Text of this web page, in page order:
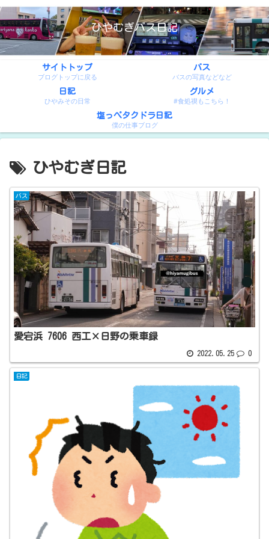
ひやむぎバス日記
サイトトップ
ブログトップに戻る
バス
バスの写真などなど
日記
ひやみその日常
グルメ
#食処禊もこちら！
塩っぺタクドラ日記
僕の仕事ブログ
ひやむぎ日記
バス
愛宕浜 7606 西工×日野の乗車録
2022.05.25 0
日記